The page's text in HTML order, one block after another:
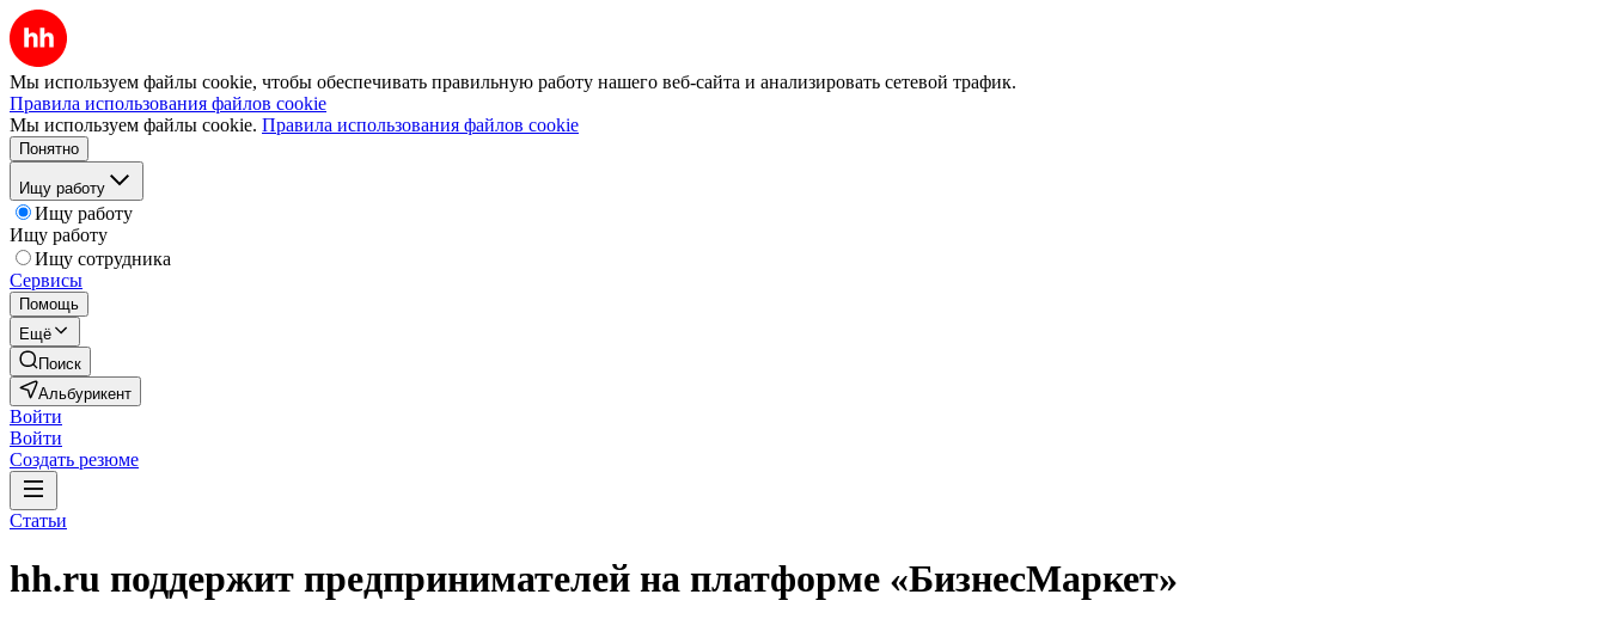
Мы используем файлы cookie, чтобы обеспечивать правильную работу нашего веб-сайта и анализировать сетевой трафик.
Правила использования файлов cookie
Мы используем файлы cookie. Правила использования файлов cookie
Понятно
Ищу работу
Ищу работу
Ищу работу
Ищу сотрудника
Сервисы
Помощь
Ещё
Поиск
Альбурикент
Войти
Войти
Создать резюме
Статьи
hh.ru поддержит предпринимателей на платформе «БизнесМаркет»